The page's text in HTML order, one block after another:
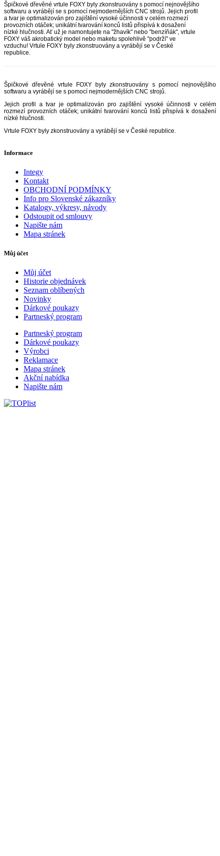
Špičkové dřevěné vrtule FOXY byly zkonstruovány s pomocí nejnovějšího
softwaru a vyrábějí se s pomocí nejmodernějších CNC strojů. Jejich profil
a tvar je optimalizován pro zajištění vysoké účinnosti v celém rozmezí
provozních otáček; unikátní tvarování konců listů přispívá k dosažení
nízké hlučnosti. Ať už je namontujete na "žhavík" nebo "benzíňák", vrtule
FOXY váš akrobatický model nebo maketu spolehlivě "podrží" ve
vzduchu! Vrtule FOXY byly zkonstruovány a vyrábějí se v České
republice.
Špičkové dřevěné vrtule FOXY byly zkonstruovány s pomocí nejnovějšího
softwaru a vyrábějí se s pomocí nejmodernějších CNC strojů.
Jejich profil a tvar je optimalizován pro zajištění vysoké účinnosti v celém
rozmezí provozních otáček; unikátní tvarování konců listů přispívá k dosažení
nízké hlučnosti.
Vrtule FOXY byly zkonstruovány a vyrábějí se v České republice.
Informace
Integy
Kontakt
OBCHODNÍ PODMÍNKY
Info pro Slovenské zákazníky
Katalogy, výkresy, návody
Odstoupit od smlouvy
Napište nám
Mapa stránek
Můj účet
Můj účet
Historie objednávek
Seznam oblíbených
Novinky
Dárkové poukazy
Partneský program
Partneský program
Dárkové poukazy
Výrobci
Reklamace
Mapa stránek
Akční nabídka
Napište nám